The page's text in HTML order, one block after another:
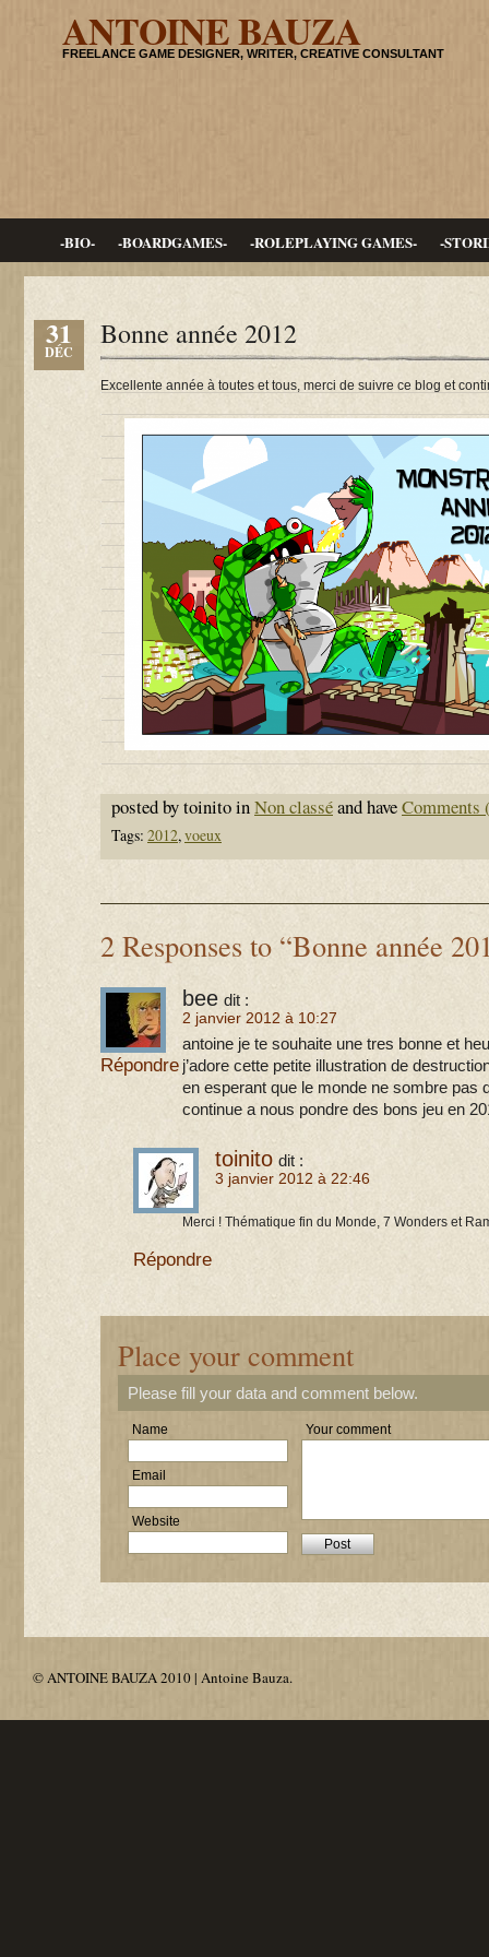
ANTOINE BAUZA
FREELANCE GAME DESIGNER, WRITER, CREATIVE CONSULTANT
-BIO- -BOARDGAMES- -ROLEPLAYING GAMES- -
31
DÉC
Bonne année 2012
Excellente année à toutes et tous, merci de suivre ce blog et
posted by toinito inNon classéand haveComments
Tags: 2012,voeux
2 Responses to “Bonne année
bee dit :
2 janvier 2012 à 10:27
antoine je te souhaite une tres bonne et
j’adore cette petite illustration de
en esperant que le monde ne sombre pas
continue a nous pondre des bons jeu en
Répondre
toinito dit :
3 janvier 2012 à 22:46
Merci ! Thématique fin du Monde, 7 Wonders et
Répondre
Place your comment
Please fill your data and comment below.
Name
Email
Website
Your comment
© ANTOINE BAUZA 2010 | Antoine Bauza.